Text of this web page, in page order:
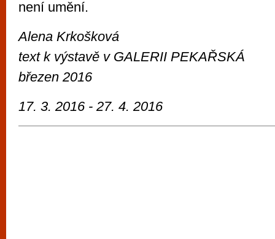
není umění.
Alena Krkošková
text k výstavě v GALERII PEKAŘSKÁ
březen 2016
17. 3. 2016 - 27. 4. 2016